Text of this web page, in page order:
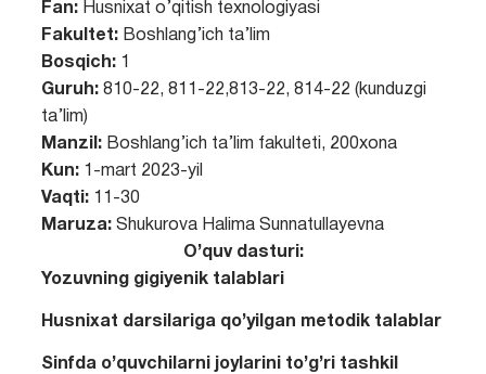
Fan: Husnixat o’qitish texnologiyasi
Fakultet:Boshlang’ich ta’lim
Bosqich:1
Guruh:810-22, 811-22,813-22, 814-22 (kunduzgi
ta’lim)
Manzil:Boshlang’ich ta’lim fakulteti, 200xona
Kun: 1-mart 2023-yil
Vaqti:11-30
Maruza:Shukurova Halima Sunnatullayevna
O’quv dasturi:
Yozuvning gigiyenik talablari
Husnixat darsilariga qo’yilgan metodik talablar
Sinfda o’quvchilarni joylarini to’g’ri tashkil